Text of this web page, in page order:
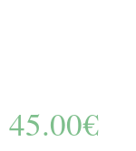
45.00€